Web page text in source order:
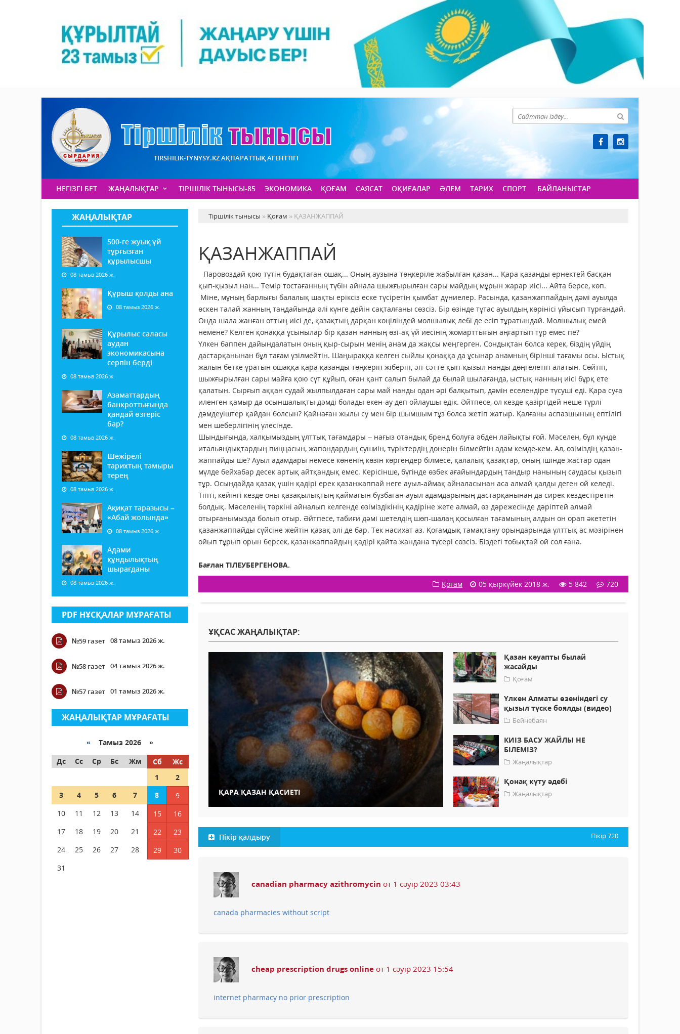
TIRSHILIK-TYNYSY.KZ АҚПАРАТТЫҚ АГЕНТТІГІ
НЕГІЗГІ БЕТ ЖАҢАЛЫҚТАР ТІРШІЛІК ТЫНЫСЫ-85 ЭКОНОМИКА ҚОҒАМ САЯСАТ ОҚИҒАЛАР ӘЛЕМ ТАРИХ СПОРТ БАЙЛАНЫСТАР
ЖАҢАЛЫҚТАР
500-ге жуық үй
тұрғызған
құрылысшы
08 тамыз 2026 ж.
Құрыш қолды ана
08 тамыз 2026 ж.
Құрылыс саласы
аудан
экономикасына
серпін берді
08 тамыз 2026 ж.
Азаматтардың
банкроттығында
қандай өзгеріс
бар?
08 тамыз 2026 ж.
Шежірелі
тарихтың тамыры
терең
08 тамыз 2026 ж.
Ақиқат таразысы –
«Абай жолында»
08 тамыз 2026 ж.
Адами
құндылықтың
шырағданы
08 тамыз 2026 ж.
PDF НҰСҚАЛАР МҰРАҒАТЫ
№59 газет 08 тамыз 2026 ж.
№58 газет 04 тамыз 2026 ж.
№57 газет 01 тамыз 2026 ж.
ЖАҢАЛЫҚТАР МҰРАҒАТЫ
« Тамыз 2026 »
Дс
Сс Ср Бс Жм Сб
Жс
1
2
3
4 5 6 7 8
9
10
11 12 13 14 15
16
17
18 19 20 21 22
23
24
25 26 27 28 29
30
31
Тіршілік тынысы » Қоғам » ҚАЗАНЖАППАЙ
ҚАЗАНЖАППАЙ
Паровоздай қою түтін будақтаған ошақ... Оның аузына төңкеріле жабылған қазан... Қара қазанды ернектей басқан
қып-қызыл нан... Темір тостағанның түбін айнала шыжғырылған сары майдың мұрын жарар иісі... Айта берсе, көп.
Міне, мұның барлығы балалық шақты еріксіз еске түсіретін қымбат дүниелер. Расында, қазанжаппайдың дәмі ауылда
өскен талай жанның таңдайында әлі күнге дейін сақталғаны сөзсіз. Бір өзінде тұтас ауылдың көрінісі ұйысып тұрғандай.
Онда шала жанған оттың иісі де, қазақтың дарқан көңіліндей молшылық лебі де есіп тұратындай. Молшылық емей
немене? Келген қонаққа ұсынылар бір қазан нанның өзі-ақ үй иесінің жомарттығын аңғартып тұр емес пе?
Үлкен баппен дайындалатын оның қыр-сырын менің анам да жақсы меңгерген. Сондықтан болса керек, біздің үйдің
дастарқанынан бұл тағам үзілмейтін. Шаңыраққа келген сыйлы қонаққа да ұсынар анамның бірінші тағамы осы. Ыстық
жалын бетке ұратын ошаққа қара қазанды төңкеріп жіберіп, әп-сәтте қып-қызыл нанды дөңгелетіп алатын. Сөйтіп,
шыжғырылған сары майға қою сүт құйып, оған қант салып былай да былай шылағанда, ыстық нанның иісі бұрқ ете
қалатын. Сырғып аққан судай жылпылдаған сары май нанды одан әрі балқытып, дәмін еселендіре түсуші еді. Қара суға
иленген қамыр да осыншалықты дәмді болады екен-ау деп ойлаушы едік. Әйтпесе, ол кезде қазіргідей неше түрлі
дәмдеуіштер қайдан болсын? Қайнаған жылы су мен бір шымшым тұз болса жетіп жатыр. Қалғаны аспазшының ептілігі
мен шеберлігінің үлесінде.
Шындығында, халқымыздың ұлттық тағамдары – нағыз отандық бренд болуға әбден лайықты ғой. Мәселен, бұл күнде
итальяндықтардың пиццасын, жапондардың сушиін, түріктердің донерін білмейтін адам кемде-кем. Ал, өзіміздің қазан­
жаппайды ше? Ауыл адамдары немесе көненің көзін көргендер білмесе, қалалық қазақтар, оның ішінде жас­тар одан
мүлде бейхабар десек артық айтқандық емес. Керісінше, бүгінде өзбек ағайындардың тандыр нанының саудасы қызып
тұр. Осындайда қазақ үшін қадірі ерек қазанжаппай неге ауыл-аймақ айналасынан аса алмай қалды деген ой келеді.
Тіпті, кейінгі кезде оны қазақылықтың қаймағын бұзбаған ауыл адамдарының дастарқанынан да сирек кездестіретін
болдық. Мәселенің төркіні айналып келгенде өзіміздікінің қадіріне жете алмай, өз дәрежесінде дәріптей алмай
отырғанымызда болып отыр. Әйтпесе, табиғи дәмі шетелдің шөп-шалаң қосылған тағамының алдын он орап әкететін
қазанжаппайды сүйсіне жейтін қазақ әлі де бар. Тек насихат аз. Қоғамдық тамақтану орындарында ұлттық ас мәзірінен
ойып тұрып орын берсек, қазанжаппайдың қадірі қайта жандана түсері сөзсіз. Біздегі тобықтай ой сол ғана.
Бағлан ТІЛЕУБЕРГЕНОВА.
Қоғам
05 қыркүйек 2018 ж. 5 842 720
ҰҚСАС ЖАҢАЛЫҚТАР:
ҚАРА ҚАЗАН ҚАСИЕТІ
Қазан кәуапты былай
жасайды
Қоғам
Үлкен Алматы өзеніндегі су
қызыл түске боялды (видео)
Бейнебаян
КИІЗ БАСУ ЖАЙЛЫ НЕ
БІЛЕМІЗ?
Жаңалықтар
Қонақ күту әдебі
Жаңалықтар
Пікір қалдыру Пікір720
canadian pharmacy azithromycin от 1 сәуір 2023 03:43
canada pharmacies without script
cheap prescription drugs online от 1 сәуір 2023 15:54
internet pharmacy no prior prescription